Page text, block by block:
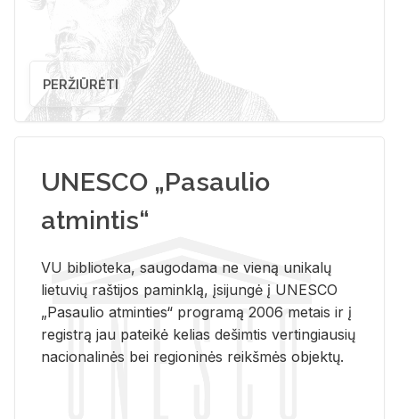
PERŽIŪRĖTI
UNESCO „Pasaulio
atmintis“
VU biblioteka, saugodama ne vieną unikalų
lietuvių raštijos paminklą, įsijungė į UNESCO
„Pasaulio atminties“ programą 2006 metais ir į
registrą jau pateikė kelias dešimtis vertingiausių
nacionalinės bei regioninės reikšmės objektų.